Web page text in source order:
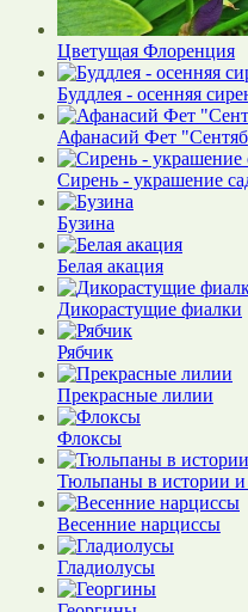
Цветущая Флоренция
Буддлея - осенняя
Афанасий Фет
Сирень - украшение
Бузина
Белая акация
Дикорастущие фиалки
Рябчик
Прекрасные лилии
Флоксы
Тюльпаны в истории и
Весенние нарциссы
Гладиолусы